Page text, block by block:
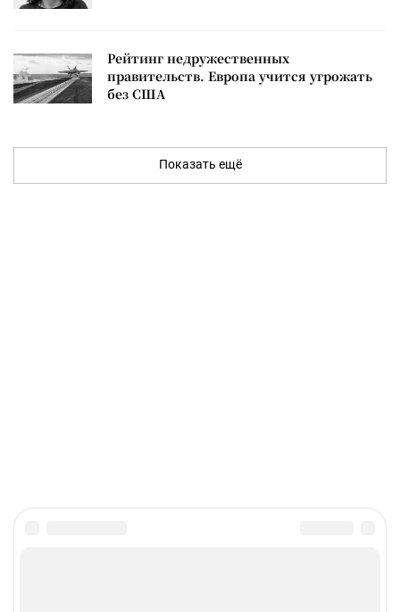
Рейтинг недружественных
правительств. Европа учится угрожать
без США
Показать ещё